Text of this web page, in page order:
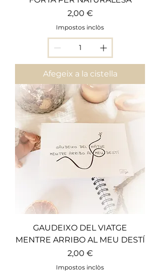
Preu
2,00 €
Impostos inclòs
Afegeix a la cistella
GAUDEIXO DEL VIATGE
MENTRE ARRIBO AL MEU DESTÍ
Preu
2,00 €
Impostos inclòs